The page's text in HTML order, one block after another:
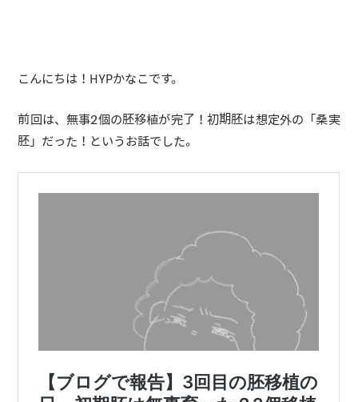
こんにちは！HYPかなこです。
前回は、無事2個の胚移植が完了！初期胚は想定外の「桑実
胚」だった！というお話でした。